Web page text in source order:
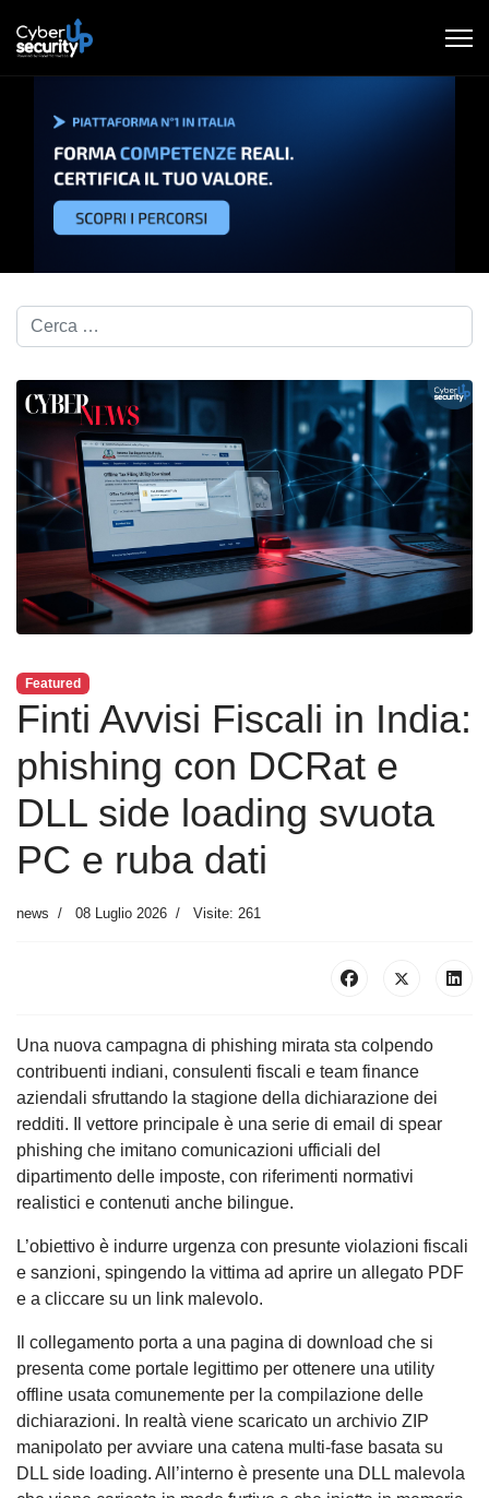
Cerca nel blog...
Featured
Finti Avvisi Fiscali in India:
phishing con DCRat e
DLL side loading svuota
PC e ruba dati
news 08 Luglio 2026 Visite: 261
Una nuova campagna di phishing mirata sta colpendo
contribuenti indiani, consulenti fiscali e team finance
aziendali sfruttando la stagione della dichiarazione dei
redditi. Il vettore principale è una serie di email di spear
phishing che imitano comunicazioni ufficiali del
dipartimento delle imposte, con riferimenti normativi
realistici e contenuti anche bilingue.
L’obiettivo è indurre urgenza con presunte violazioni fiscali
e sanzioni, spingendo la vittima ad aprire un allegato PDF
e a cliccare su un link malevolo.
Il collegamento porta a una pagina di download che si
presenta come portale legittimo per ottenere una utility
offline usata comunemente per la compilazione delle
dichiarazioni. In realtà viene scaricato un archivio ZIP
manipolato per avviare una catena multi-fase basata su
DLL side loading. All’interno è presente una DLL malevola